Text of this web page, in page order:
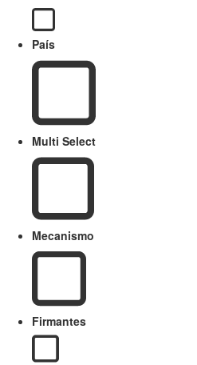
País
Multi Select
Mecanismo
Firmantes